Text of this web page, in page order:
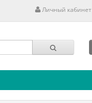
Личный кабинет